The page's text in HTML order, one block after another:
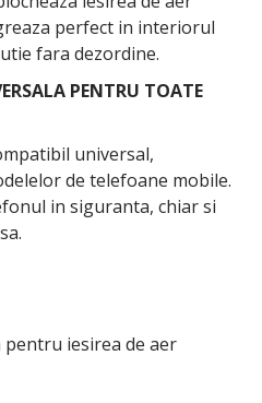
perfect in interiorul
fara dezordine.
PENTRU TOATE
universal,
de telefoane mobile.
in siguranta, chiar si
pentru iesirea de aer